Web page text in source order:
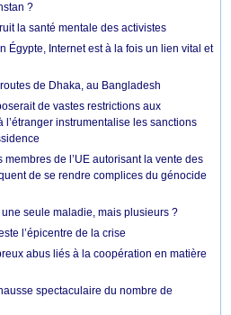
?
la santé mentale des activistes
Égypte, Internet est à la fois un lien vital et
de Dhaka, au Bangladesh
de vastes restrictions aux
instrumentalise les sanctions
membres de l’UE autorisant la vente des
de se rendre complices du génocide
seule maladie, mais plusieurs ?
l’épicentre de la crise
abus liés à la coopération en matière
spectaculaire du nombre de